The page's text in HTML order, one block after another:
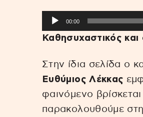
Πρόγραμμα
Αναπαραγωγής
00:00
Καθησυχαστικός
Στην ίδια σελίδα ο
Ευθύμιος Λέκκας
φαινόμενο
παρακολουθούμε